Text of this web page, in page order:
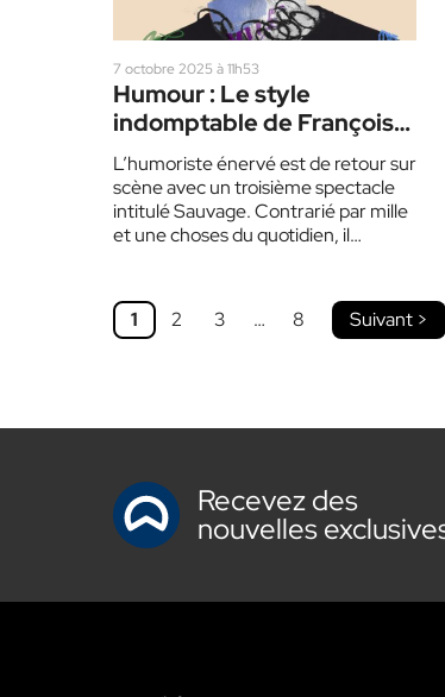
7 octobre 2025 à 11h53
Humour : Le style
indomptable de François
Bellefeuille
L’humoriste énervé est de retour sur
scène avec un troisième spectacle
intitulé Sauvage. Contrarié par mille
et une choses du quotidien, il
1 2 3 … 8 Suivant >
Recevez des
nouvelles